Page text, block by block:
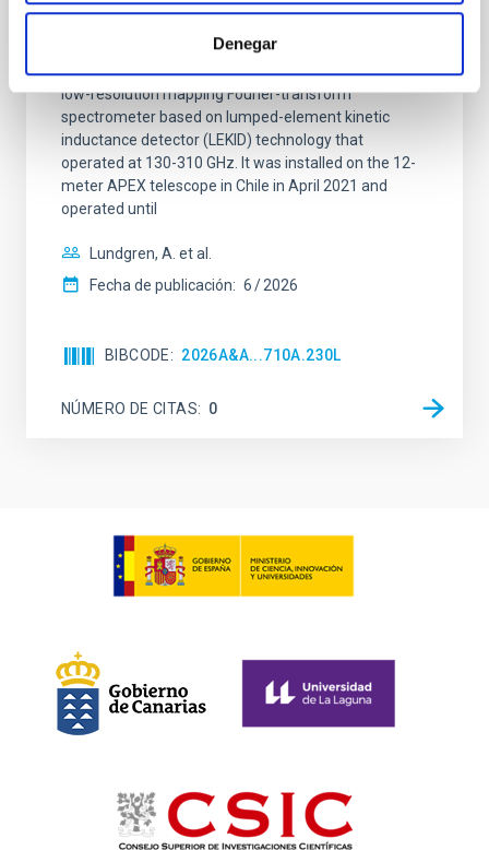
Denegar
interferograms for calibration
Context. The CarbON [CII] line in post-rEionisation and
ReionisaTiOn epoch (CONCERTO) instrument was a
low-resolution mapping Fourier-transform
spectrometer based on lumped-element kinetic
inductance detector (LEKID) technology that
operated at 130-310 GHz. It was installed on the 12-
meter APEX telescope in Chile in April 2021 and
operated until
Lundgren, A. et al.
Fecha de publicación: 6 2026
BIBCODE 2026A&A...710A.230L
NÚMERO DE CITAS 0